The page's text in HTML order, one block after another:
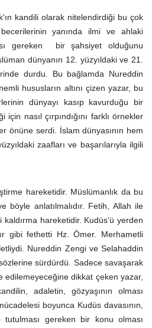
kandili olarak nitelendirdiği bu çok
yanında ilmi ve ahlaki
gereken bir şahsiyet olduğunu
dünyanın 12. yüzyıldaki ve 21.
durdu. Bu bağlamda Nureddin
hususların altını çizen yazar, bu
dünyayı kasıp kavurduğu bir
nasıl çırpındığını farklı örnekler
önüne serdi. İslam dünyasının hem
zaafları ve başarılarıyla ilgili
hareketidir. Müslümanlık da bu
böyle anlatılmalıdır. Fetih, Allah ile
kaldırma hareketidir. Kudüs'ü yerden
gibi fethetti Hz. Ömer. Merhametli
Nureddin Zengi ve Selahaddin
sürdürdü. Sadece savaşarak
edilemeyeceğine dikkat çeken yazar,
adaletin, gözyaşının olması
boyunca Kudüs davasının,
tutulması gereken bir konu olması